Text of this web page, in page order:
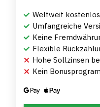
Weltweit
Umfangreiche
Keine
Flexible
Hohe Sollzinsen
Kein